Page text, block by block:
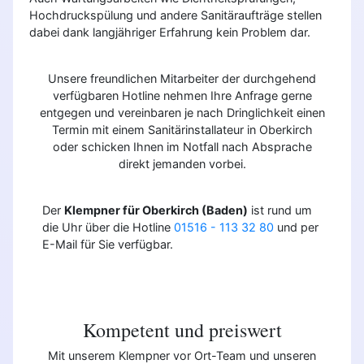
Hochdruckspülung und andere Sanitäraufträge stellen
dabei dank langjähriger Erfahrung kein Problem dar.
Unsere freundlichen Mitarbeiter der durchgehend
verfügbaren Hotline nehmen Ihre Anfrage gerne
entgegen und vereinbaren je nach Dringlichkeit einen
Termin mit einem Sanitärinstallateur in Oberkirch
oder schicken Ihnen im Notfall nach Absprache
direkt jemanden vorbei.
Der Klempner für Oberkirch (Baden) ist rund um
die Uhr über die Hotline 01516 - 113 32 80 und per
E-Mail für Sie verfügbar.
Kompetent und preiswert
Mit unserem Klempner vor Ort-Team und unseren